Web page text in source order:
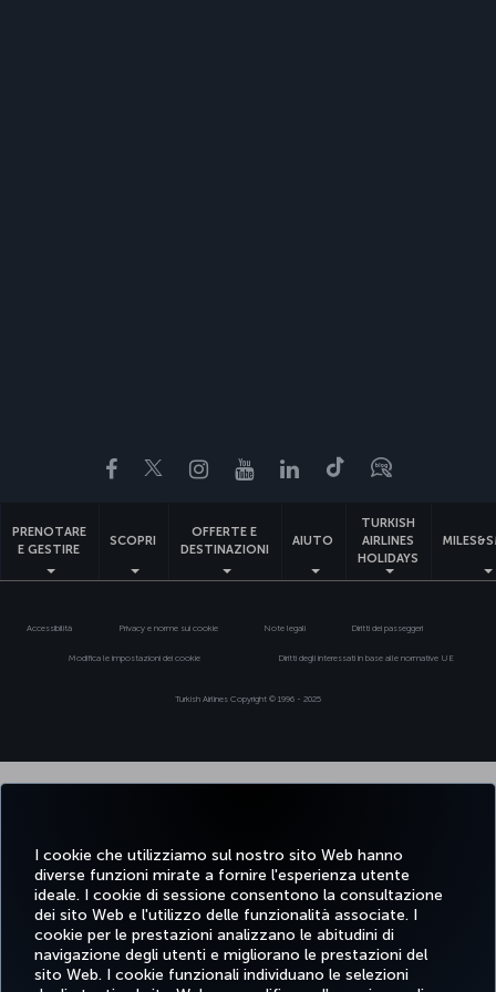
I cookie che utilizziamo sul nostro sito Web hanno
diverse funzioni mirate a fornire l'esperienza utente
ideale. I cookie di sessione consentono la consultazione
dei sito Web e l'utilizzo delle funzionalità associate. I
cookie per le prestazioni analizzano le abitudini di
navigazione degli utenti e migliorano le prestazioni del
sito Web. I cookie funzionali individuano le selezioni
Facebook
TwitterInstagram
YouTubeLinkedIn
TikTokBlog
PRENOTARE
E GESTIRE
SCOPRI
OFFERTE E
DESTINAZIONI
AIUTO
TURKISH
AIRLINES
HOLIDAYS
Accessibilità Privacy e norme sui cookie Note legali Diritti dei passeggeri
Modifica le impostazioni dei cookie Diritti degli interessati in base alle normative UE
Turkish Airlines Copyright © 1996 - 2025